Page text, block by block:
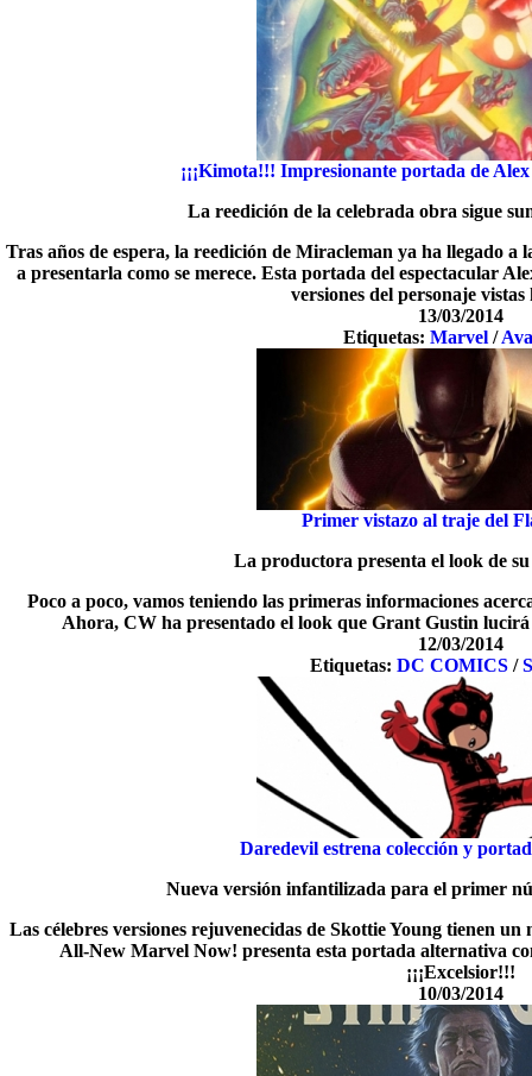
¡¡¡Kimota!!! Impresionante portada de
La reedición de la celebrada obra sigue
Tras años de espera, la reedición de Miracleman ya ha llegado a
a presentarla como se merece. Esta portada del espectacular
versiones del personaje
13/03/2014
Etiquetas:Marvel /
Primer vistazo al traje del
La productora presenta el look de
Poco a poco, vamos teniendo las primeras informaciones
Ahora, CW ha presentado el look que Grant Gustin lucirá
12/03/2014
Etiquetas: DC COMICS /
Daredevil estrena colección y
Nueva versión infantilizada para el primer
Las célebres versiones rejuvenecidas de Skottie Young tienen
All-New Marvel Now! presenta esta portada alternativa
¡¡¡Excelsior!!!
10/03/2014